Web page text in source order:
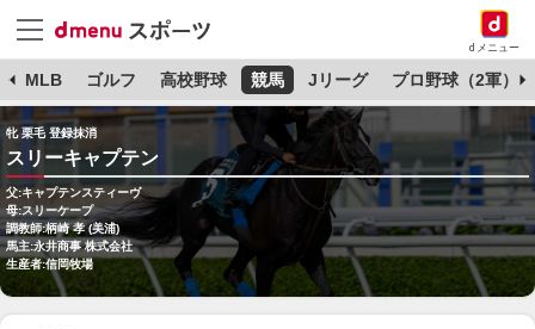
dメニュー
MLB ゴルフ 高校野球 競馬 Jリーグ プロ野球（2軍）
牝 栗毛 登録抹消
スリーキャプテン
父:キャプテンスティーヴ
母:スリーケープ
調教師:柄崎 孝 (美浦)
馬主:永井商事 株式会社
生産者:信岡牧場